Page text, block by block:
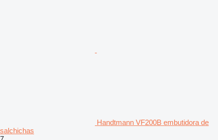
Handtmann VF200B embutidora de
salchichas